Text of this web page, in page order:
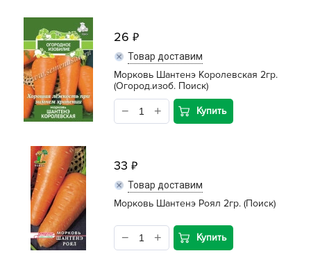
26
Товар доставим
Морковь Шантенэ Королевская 2гр.
(Огород.изоб. Поиск)
Купить
33
Товар доставим
Морковь Шантенэ Роял 2гр. (Поиск)
Купить